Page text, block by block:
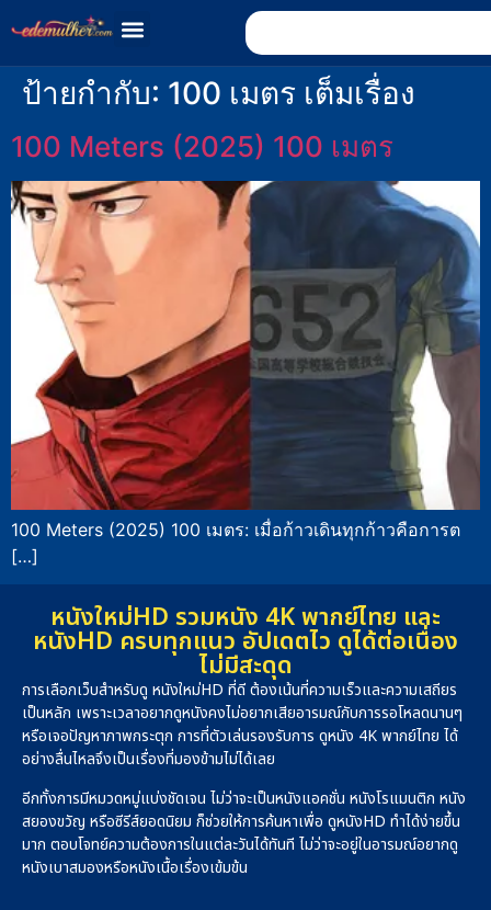
ป้ายกำกับ: 100 เมตร เต็มเรื่อง
100 Meters (2025) 100 เมตร
100 Meters (2025) 100 เมตร: เมื่อก้าวเดินทุกก้าวคือการต
[…]
หนังใหม่HD รวมหนัง 4K พากย์ไทย และ
หนังHD ครบทุกแนว อัปเดตไว ดูได้ต่อเนื่อง
ไม่มีสะดุด
การเลือกเว็บสำหรับดู หนังใหม่HD ที่ดี ต้องเน้นที่ความเร็วและความเสถียร
เป็นหลัก เพราะเวลาอยากดูหนังคงไม่อยากเสียอารมณ์กับการรอโหลดนานๆ
หรือเจอปัญหาภาพกระตุก การที่ตัวเล่นรองรับการ ดูหนัง 4K พากย์ไทย ได้
อย่างลื่นไหลจึงเป็นเรื่องที่มองข้ามไม่ได้เลย
อีกทั้งการมีหมวดหมู่แบ่งชัดเจน ไม่ว่าจะเป็นหนังแอคชั่น หนังโรแมนติก หนัง
สยองขวัญ หรือซีรีส์ยอดนิยม ก็ช่วยให้การค้นหาเพื่อ ดูหนังHD ทำได้ง่ายขึ้น
มาก ตอบโจทย์ความต้องการในแต่ละวันได้ทันที ไม่ว่าจะอยู่ในอารมณ์อยากดู
หนังเบาสมองหรือหนังเนื้อเรื่องเข้มข้น